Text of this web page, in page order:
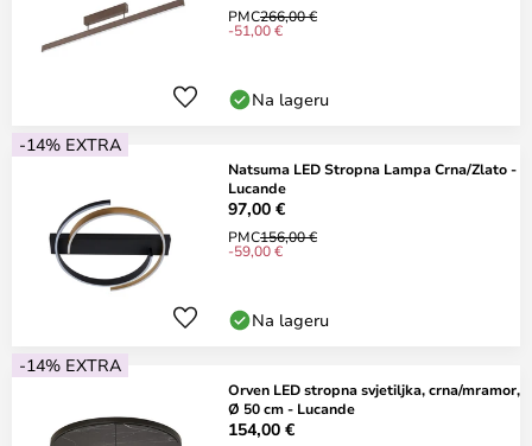
PMC266,00 €
-51,00 €
Na lageru
-14% EXTRA
Natsuma LED Stropna Lampa Crna/Zlato -
Lucande
97,00 €
PMC156,00 €
-59,00 €
Na lageru
-14% EXTRA
Orven LED stropna svjetiljka, crna/mramor,
Ø 50 cm - Lucande
154,00 €